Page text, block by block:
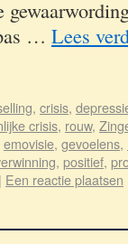
… Lees
, crisis,
crisis, rouw,
emovisie, gevoelens,
, positief,
| Een reactie plaatsen